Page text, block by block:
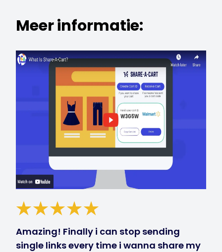
Meer informatie:
Amazing! Finally i can stop sending
single links every time i wanna share my